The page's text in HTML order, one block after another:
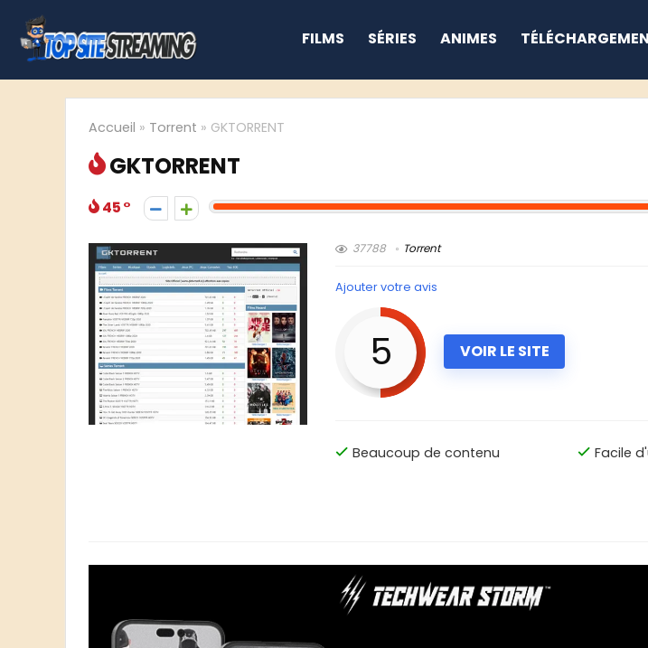
FILMS SÉRIES ANIMES
Accueil » Torrent » GKTORRENT
GKTORRENT
45
37788 Torrent
Ajouter votre avis
5 VOIR LE SITE
Beaucoup de contenu Facile